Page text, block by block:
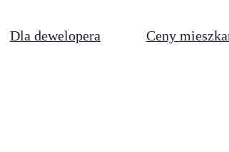
Dla dewelopera Ceny